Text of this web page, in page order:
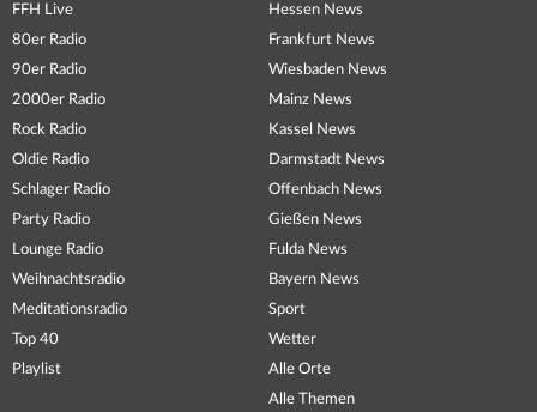
FFH Live
80er Radio
90er Radio
2000er Radio
Rock Radio
Oldie Radio
Schlager Radio
Party Radio
Lounge Radio
Weihnachtsradio
Meditationsradio
Top 40
Playlist
Hessen News
Frankfurt News
Wiesbaden News
Mainz News
Kassel News
Darmstadt News
Offenbach News
Gießen News
Fulda News
Bayern News
Sport
Wetter
Alle Orte
Alle Themen